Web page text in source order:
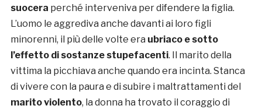
suocera perché interveniva per difendere la figlia.
L’uomo le aggrediva anche davanti ai loro figli
minorenni, il più delle volte era ubriaco e sotto
l’effetto di sostanze stupefacenti. Il marito della
vittima la picchiava anche quando era incinta. Stanca
di vivere con la paura e di subire i maltrattamenti del
marito violento, la donna ha trovato il coraggio di